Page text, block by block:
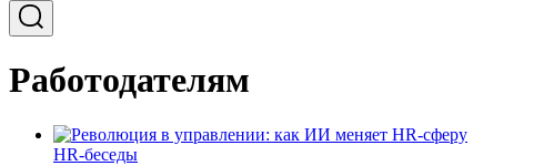
Работодателям
HR-беседы